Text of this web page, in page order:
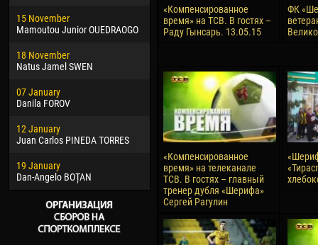
15 November
Mamoutou Junior OUEDRAOGO
18 November
Natus Jamel SWEN
07 January
Danila FOROV
12 January
Juan Carlos PINEDA TORRES
19 January
Dan-Angelo BOȚAN
09 March
Emmanuel AFETSE
22 March
Samba KONÉ
26 March
Vitor Hugo Morais de OLIVEIRA
28 March
Raí LOPES DE OLIVEIRA
15
28
10
15
Ivan
«Компенсированное
время» на ТСВ. В гостях –
Раду Гынсарь. 13.05.15
ФК
«Компенсированное
время» на телеканале
ТСВ. В гостях – главный
тренер дубля «Шерифа»
Сергей Рагулин